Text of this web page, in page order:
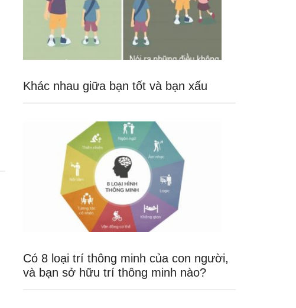
Khác nhau giữa bạn tốt và bạn xấu
Có 8 loại trí thông minh của con người,
và bạn sở hữu trí thông minh nào?